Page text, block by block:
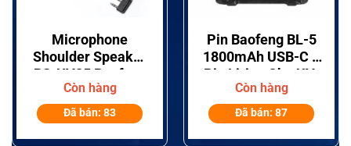
Microphone
Shoulder Speaker
BS-UV25 Baofeng
Dành Cho Dòng
UV-5R, UV-82, BF-
888S series
Còn hàng
Đã bán: 83
Pin Baofeng BL-5
1800mAh USB-C –
Pin Li-ion Cho UV-
5R Series
Còn hàng
Đã bán: 87